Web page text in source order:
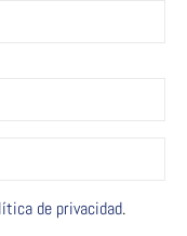
de privacidad.